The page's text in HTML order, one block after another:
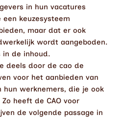
in hun vacatures
keuzesysteem
maar dat er ook
wordt aangeboden.
in de inhoud.
deels door de cao de
voor het aanbieden van
werknemers, die je ook
heeft de CAO voor
de volgende passage in